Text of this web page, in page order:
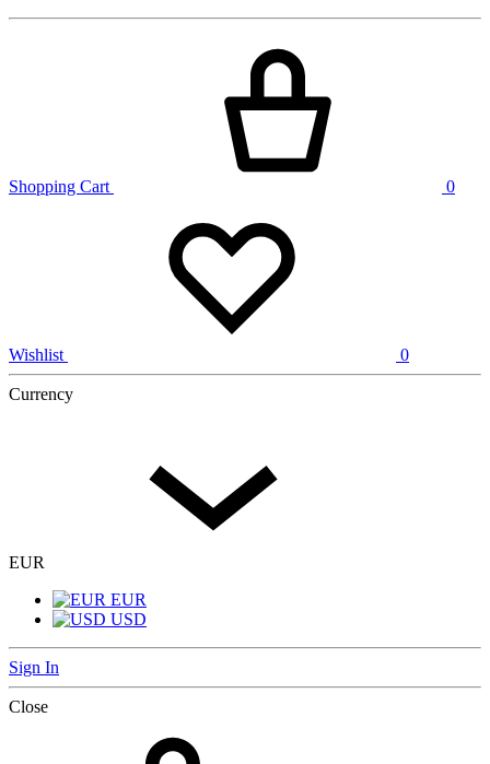
Shopping Cart 0
Wishlist 0
Currency
EUR
EUR
USD
Sign In
Close